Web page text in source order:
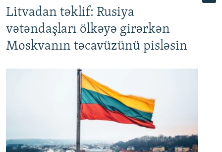
Litvadan təklif: Rusiya
vətəndaşları ölkəyə girərkən
Moskvanın təcavüzünü pisləsin